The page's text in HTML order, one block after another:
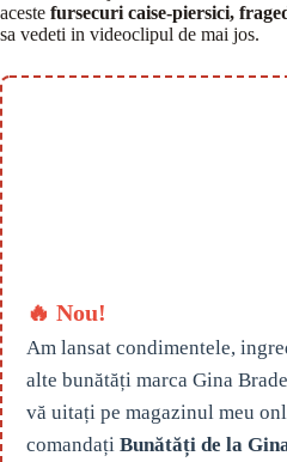
aceste fursecuri caise-piersici,
sa vedeti in videoclipul de mai jos.
🔥 Nou!
Am lansat condimentele,
alte bunătăți marca Gina
vă uitați pe magazinul meu
comandați Bunătăți de la